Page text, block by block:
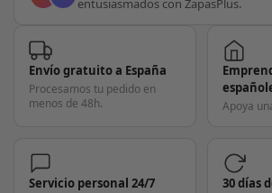
entusiasmados con ZapasPlus.
Envío gratuito a España
Procesamos tu pedido en
menos de 48h.
Apoya
Servicio personal 24/7 30 días